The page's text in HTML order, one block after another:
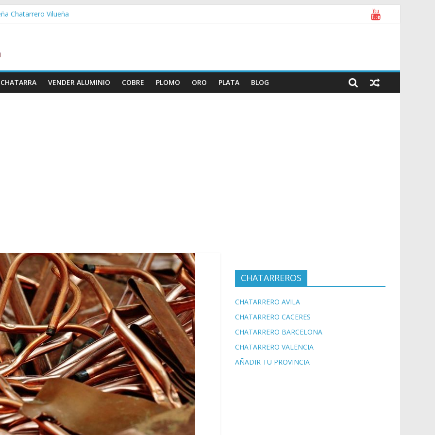
Chatarrero Vilueña
Chatarrero Zaida
Chatarrero Vistabella
VENDER ALUMINIO COBRE PLOMO ORO PLATA BLOG
CHATARREROS
CHATARRERO AVILA
CHATARRERO CACERES
CHATARRERO BARCELONA
CHATARRERO VALENCIA
AÑADIR TU PROVINCIA